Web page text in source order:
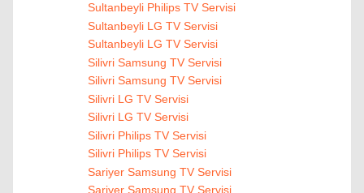
Sultanbeyli Philips TV Servisi
Sultanbeyli LG TV Servisi
Sultanbeyli LG TV Servisi
Silivri Samsung TV Servisi
Silivri Samsung TV Servisi
Silivri LG TV Servisi
Silivri LG TV Servisi
Silivri Philips TV Servisi
Silivri Philips TV Servisi
Sariyer Samsung TV Servisi
Sariyer Samsung TV Servisi